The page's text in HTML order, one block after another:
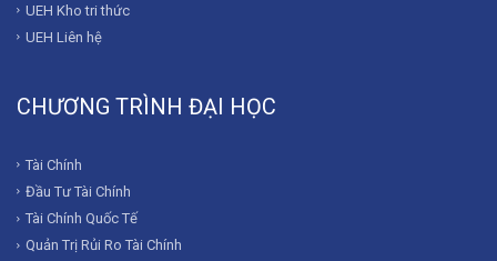
UEH Kho tri thức
UEH Liên hệ
CHƯƠNG TRÌNH ĐẠI HỌC
Tài Chính
Đầu Tư Tài Chính
Tài Chính Quốc Tế
Quản Trị Rủi Ro Tài Chính